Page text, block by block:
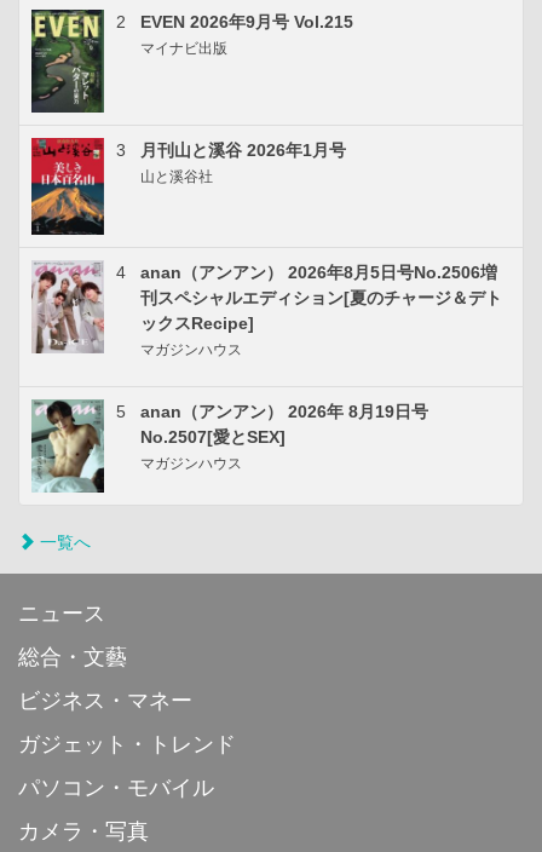
2 EVEN 2026年9月号 Vol.215
マイナビ出版
3 月刊山と溪谷 2026年1月号
山と溪谷社
4
anan（アンアン） 2026年8月5日号No.2506増
刊スペシャルエディション[夏のチャージ＆デト
ックスRecipe]
マガジンハウス
5
anan（アンアン） 2026年 8月19日号
No.2507[愛とSEX]
マガジンハウス
一覧へ
ニュース
総合・文藝
ビジネス・マネー
ガジェット・トレンド
パソコン・モバイル
カメラ・写真